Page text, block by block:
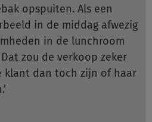
opspuiten. Als een
in de middag afwezig
in de lunchroom
zou de verkoop zeker
klant dan toch zijn of haar